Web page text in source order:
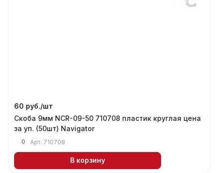
60 руб./шт
Скоба 9мм NCR-09-50 710708 пластик круглая цена
за уп. (50шт) Navigator
0 Арт. 710708
В корзину